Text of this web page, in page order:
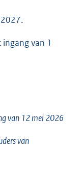
van 1
van 12 mei 2026
van